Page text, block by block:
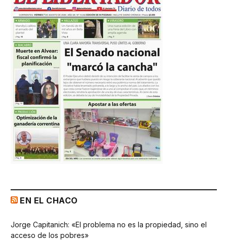
EN EL CHACO
Jorge Capitanich: «El problema no es la propiedad, sino el
acceso de los pobres»